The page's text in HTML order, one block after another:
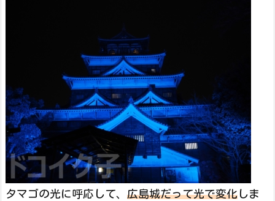
タマゴの光に呼応して、 広島城だって光で変化 しま